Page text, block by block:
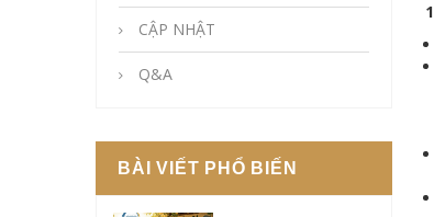
CẬP NHẬT
Q&A
BÀI VIẾT PHỔ BIẾN
1